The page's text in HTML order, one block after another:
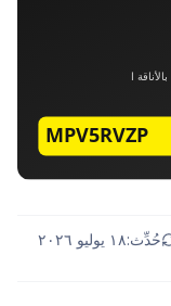
حُدِّث:١٨ يوليو ٢٠٢٦